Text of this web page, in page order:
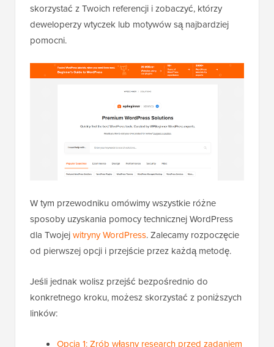
skorzystać z Twoich referencji i zobaczyć, którzy
deweloperzy wtyczek lub motywów są najbardziej
pomocni.
W tym przewodniku omówimy wszystkie różne
sposoby uzyskania pomocy technicznej WordPress
dla Twojejwitryny WordPress. Zalecamy rozpoczęcie
od pierwszej opcji i przejście przez każdą metodę.
Jeśli jednak wolisz przejść bezpośrednio do
konkretnego kroku, możesz skorzystać z poniższych
linków:
Opcja 1: Zrób własny research przed zadaniem